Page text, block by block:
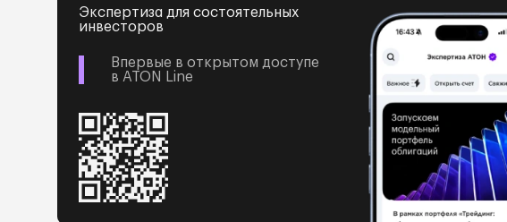
Экспертиза для состоятельных
инвесторов
Впервые в открытом доступе
в ATON Line